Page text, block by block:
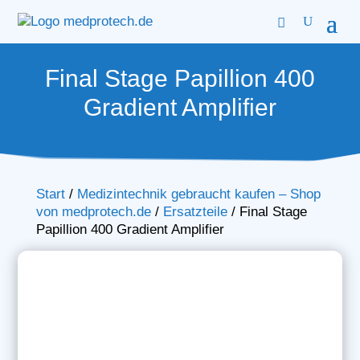
Final Stage Papillion 400
Gradient Amplifier
Start/ Medizintechnik gebraucht kaufen – Shop
von medprotech.de/ Ersatzteile/ Final Stage
Papillion 400 Gradient Amplifier